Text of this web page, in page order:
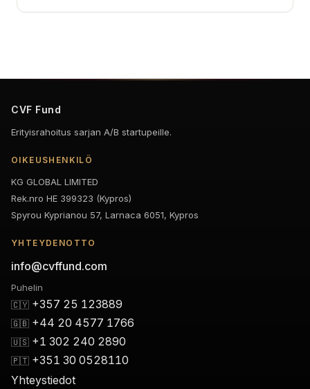
CVF Fund
Erityisrahoitus sarjan A/B startupeille.
OIKEUSHENKILÖ
KG GLOBAL LIMITED
Rek.nro HE 399323 (Kypros)
Spyrou Kyprianou 57, Larnaca 6051, Kypros
YHTEYDENOTTO
info@cvffund.com
Puhelin
🇨🇾 +357 25 123889
🇬🇧 +44 20 4577 1766
🇺🇸 +1 302 240 2890
🇵🇹 +351 30 0528110
Yhteystiedot